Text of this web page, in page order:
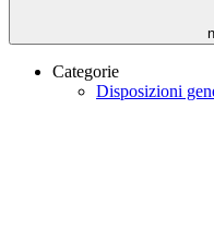
Categorie
Disposizioni